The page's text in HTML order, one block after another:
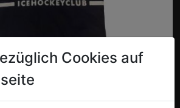
Cookies auf